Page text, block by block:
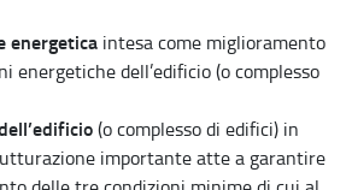
energetica intesa come miglioramento
energetiche dell’edificio (o complesso
(o complesso di edifici) in
importante atte a garantire